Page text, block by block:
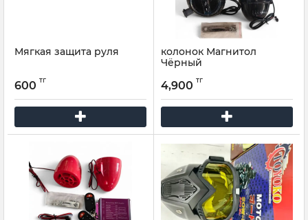
Мягкая защита руля
600 тг
колонок Магнитол
Чёрный
4,900 тг